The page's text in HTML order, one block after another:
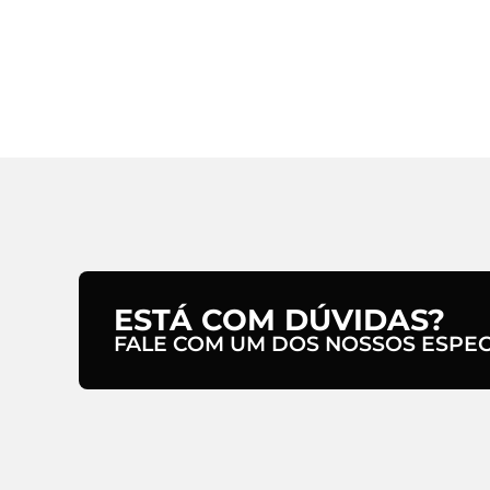
ESTÁ COM DÚVIDAS?
FALE COM UM DOS NOSSOS